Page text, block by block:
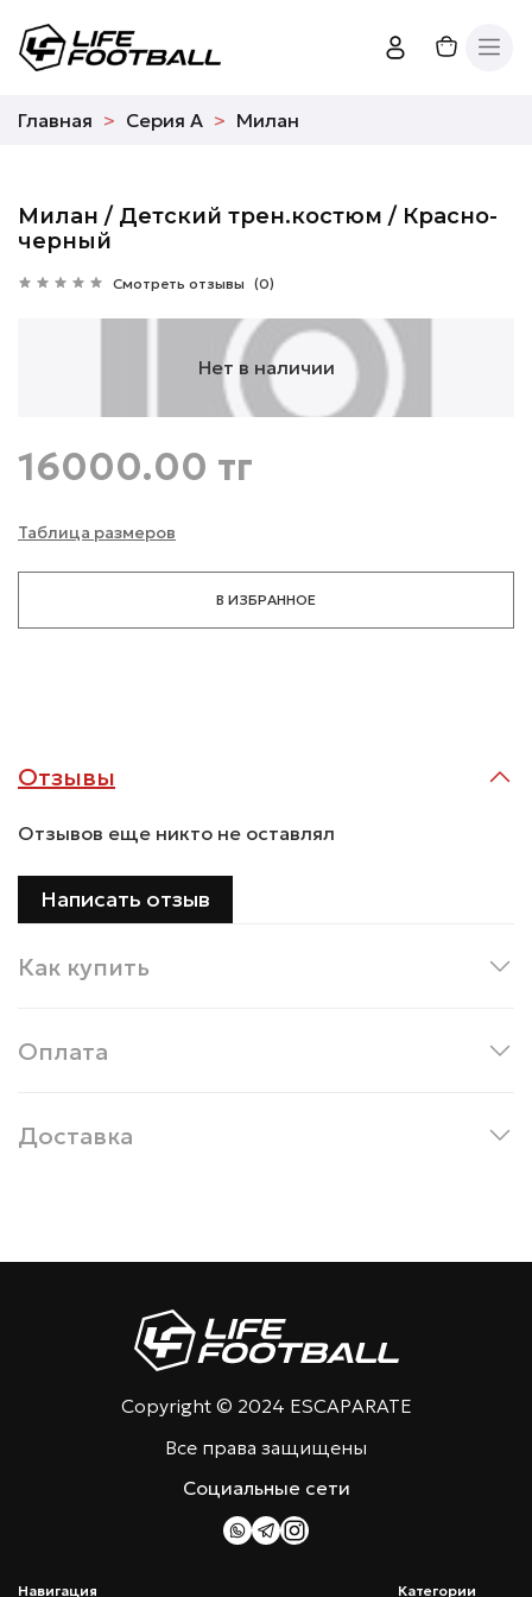
Главная Серия А Милан
Нет в наличии
Милан / Детский трен.костюм / Красно-
черный
Смотреть отзывы (0)
Таблица размеров
16000.00 тг
В ИЗБРАННОЕ
Отзывы
Отзывов еще никто не оставлял
Написать отзыв
Как купить
Оплата
Доставка
Copyright © 2024 ESCAPARATE
Все права защищены
Навигация Категории
Социальные сети